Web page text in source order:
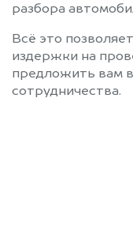
разбора
Всё это
издержки на
предложить вам
сотрудничества.